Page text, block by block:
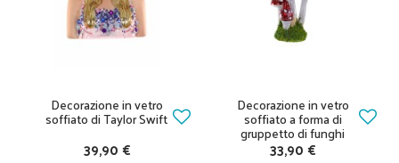
Decorazione in vetro
soffiato di Taylor Swift
39,90 €
Decorazione in vetro
soffiato a forma di
gruppetto di funghi
33,90 €